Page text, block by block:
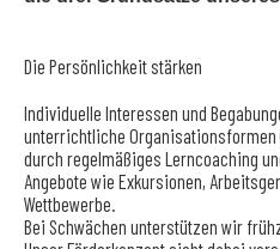
Die Persönlichkeit stärken
Individuelle Interessen und
unterrichtliche
durch regelmäßiges Lerncoaching
Angebote wie Exkursionen,
Wettbewerbe.
Bei Schwächen unterstützen wir